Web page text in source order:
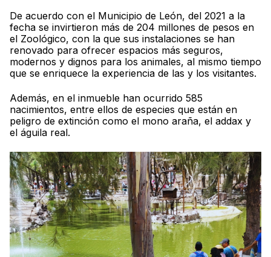
De acuerdo con el Municipio de León, del 2021 a la
fecha se invirtieron más de 204 millones de pesos en
el Zoológico, con la que sus instalaciones se han
renovado para ofrecer espacios más seguros,
modernos y dignos para los animales, al mismo tiempo
que se enriquece la experiencia de las y los visitantes.
Además, en el inmueble han ocurrido 585
nacimientos, entre ellos de especies que están en
peligro de extinción como el mono araña, el addax y
el águila real.